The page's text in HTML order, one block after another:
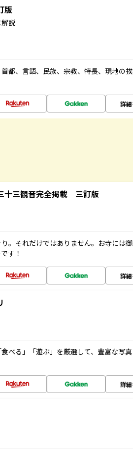
版
説
都、言語、民族、宗教、特長、現地の
詳
三観音完全掲載 三訂版
。それだけではありません。お寺には
す！
詳
べる」「遊ぶ」を厳選して、豊富な写
詳